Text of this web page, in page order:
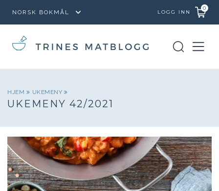
LOGG INN
0
HJEM UKEMENY
UKEMENY 42/2021